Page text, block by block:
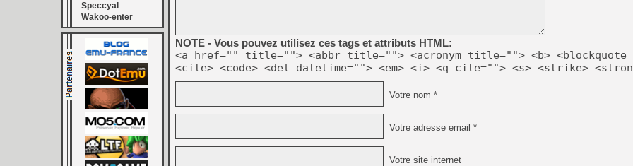
[GK] Beast of
[GK] Mémoire cash -
[GK] Dan Houser (GTA)
[GK] Comment EA Sports
[GK] Crimson Moon : un
[GK] Isle of Reveries : le
[GK] Moonlighter 2 : The
[GK] Capcom relance
[Mo5] Deux inédits du
[GK] Le beat'em up The
Speccyal
Wakoo-enter
NOTE - Vous pouvez utilisez ces tags et attributs HTML:
<a href="" title=""> <abbr title=""> <acronym title=""> <b> <blockquote
<cite> <code> <del datetime=""> <em> <i> <q cite=""> <s> <strike>
Votre nom *
Votre adresse email *
Votre site internet